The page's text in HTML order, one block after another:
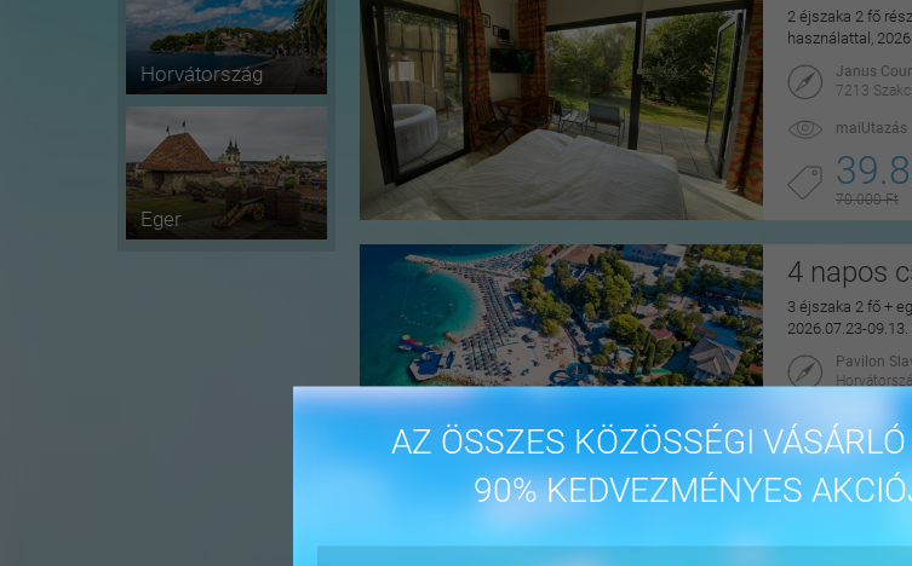
AZ ÖSSZES KÖZÖSSÉGI
90% KEDVEZMÉNYES
Horvátország
Eger
2 éjszaka 2 fő
használattal,
Janus
7213
maiUtazás
70.000 Ft
4 napos
3 éjszaka 2 fő +
2026.07.23-
Pavilon
-16%